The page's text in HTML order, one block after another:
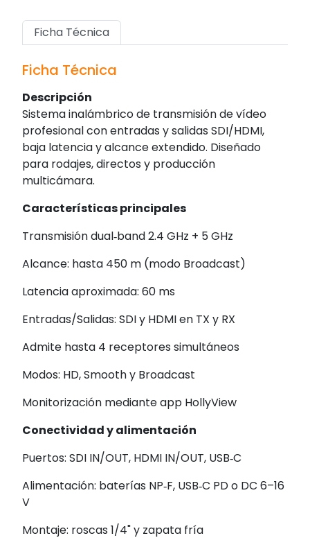
Ficha Técnica
Ficha Técnica
Descripción
Sistema inalámbrico de transmisión de vídeo
profesional con entradas y salidas SDI/HDMI,
baja latencia y alcance extendido. Diseñado
para rodajes, directos y producción
multicámara.
Características principales
Transmisión dual‑band 2.4 GHz + 5 GHz
Alcance: hasta 450 m (modo Broadcast)
Latencia aproximada: 60 ms
Entradas/Salidas: SDI y HDMI en TX y RX
Admite hasta 4 receptores simultáneos
Modos: HD, Smooth y Broadcast
Monitorización mediante app HollyView
Conectividad y alimentación
Puertos: SDI IN/OUT, HDMI IN/OUT, USB‑C
Alimentación: baterías NP‑F, USB‑C PD o DC 6–16
V
Montaje: roscas 1/4" y zapata fría